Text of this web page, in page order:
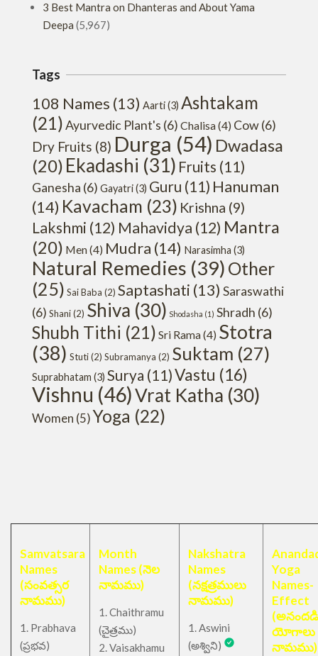
3 Best Mantra on Dhanteras and About Yama
Deepa (5,967)
Tags
108 Names (13) Aarti(3) Ashtakam
(21)Ayurvedic Plant's (6) Chalisa(4) Cow(6)
Dry Fruits (8) Durga (54) Dwadasa
(20) Ekadashi (31) Fruits (11)
Ganesha (6) Gayatri(3) Guru (11) Hanuman
(14) Kavacham (23) Krishna (9)
Lakshmi (12) Mahavidya (12) Mantra
(20) Men(4) Mudra (14) Narasimha (3)
Natural Remedies (39) Other
(25) Sai Baba (2) Saptashati (13) Saraswathi
(6) Shani(2) Shiva (30) Shodasha (1) Shradh (6)
Shubh Tithi (21) Sri Rama(4) Stotra
(38) Stuti(2) Subramanya (2) Suktam (27)
Suprabhatam (3) Surya (11)Vastu (16)
Vishnu (46)Vrat Katha (30)
Women (5)Yoga (22)
Samvatsara
Names
(సంవత్సర
నామము)
1. Prabhava
(ప్రభవ)
Month
Names (నెల
నామము)
1. Chaithramu
(చైత్రము)
2. Vaisakhamu
Nakshatra
Names
(నక్షత్రములు
నామము)
1. Aswini
(అశ్విని)
Yoga
Names-
Effect
(అనందడి
యోగాలు
నామము)